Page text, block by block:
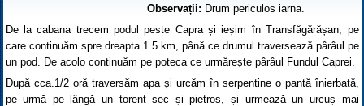
Observații: Drum periculos iarna.
De la cabana trecem podul peste Capra și ieșim în Transfăgărășan, pe
care continuăm spre dreapta 1.5 km, până ce drumul traversează pârâul pe
un pod. De acolo continuăm pe poteca ce urmărește pârâul Fundul Caprei.
După cca.1/2 oră traversăm apa și urcăm în serpentine o pantă înierbată,
pe urmă pe lângă un torent sec și pietros, și urmează un urcuș mai